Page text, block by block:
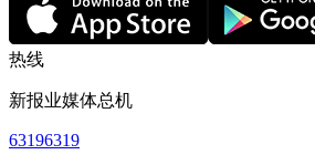
热线
新报业媒体总机
63196319